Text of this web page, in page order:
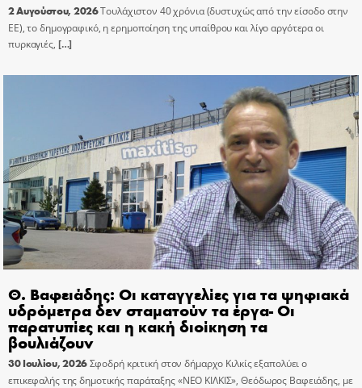
2 Αυγούστου, 2026Τουλάχιστον 40 χρόνια (δυστυχώς από την είσοδο στην
ΕΕ), το δημογραφικό, η ερημοποίηση της υπαίθρου και λίγο αργότερα οι
πυρκαγιές, […]
Θ. Βαφειάδης: Οι καταγγελίες για τα ψηφιακά
υδρόμετρα δεν σταματούν τα έργα- Οι
παρατυπίες και η κακή διοίκηση τα
βουλιάζουν
30 Ιουλίου, 2026Σφοδρή κριτική στον δήμαρχο Κιλκίς εξαπολύει ο
επικεφαλής της δημοτικής παράταξης «ΝΕΟ ΚΙΛΚΙΣ», Θεόδωρος Βαφειάδης, με